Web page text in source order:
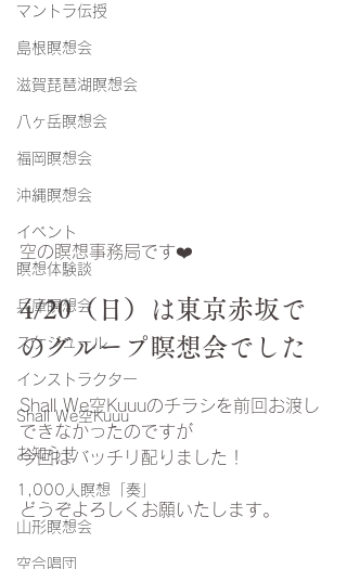
マントラ伝授
島根瞑想会
滋賀琵琶湖瞑想会
八ヶ岳瞑想会
福岡瞑想会
沖縄瞑想会
イベント
瞑想体験談
兵庫瞑想会
スケジュール
インストラクター
Shall We空Kuuu
お知らせ
1,000人瞑想「奏」
山形瞑想会
空合唱団
空の瞑想事務局です❤️
4/20（日）は東京赤坂で
のグループ瞑想会でした
Shall We空Kuuuのチラシを前回お渡し
できなかったのですが
今回はバッチリ配りました！
どうぞよろしくお願いたします。